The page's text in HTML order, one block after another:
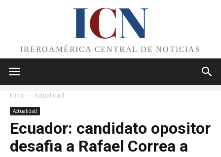
ICN
IBEROAMÉRICA CENTRAL DE NOTICIAS
Inicio Actualidad
Actualidad
Ecuador: candidato opositor
desafia a Rafael Correa a